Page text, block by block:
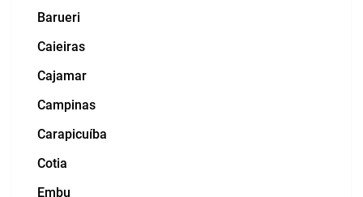
Barueri
Caieiras
Cajamar
Campinas
Carapicuíba
Cotia
Embu